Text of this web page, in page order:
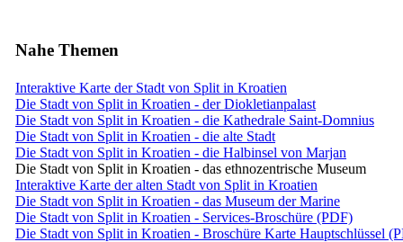
Nahe Themen
Interaktive Karte der Stadt von Split in Kroatien
Die Stadt von Split in Kroatien - der Diokletianpalast
Die Stadt von Split in Kroatien - die Kathedrale Saint-Domnius
Die Stadt von Split in Kroatien - die alte Stadt
Die Stadt von Split in Kroatien - die Halbinsel von Marjan
Die Stadt von Split in Kroatien - das ethnozentrische Museum
Interaktive Karte der alten Stadt von Split in Kroatien
Die Stadt von Split in Kroatien - das Museum der Marine
Die Stadt von Split in Kroatien - Services-Broschüre (PDF)
Die Stadt von Split in Kroatien - Broschüre Karte Hauptschlüssel